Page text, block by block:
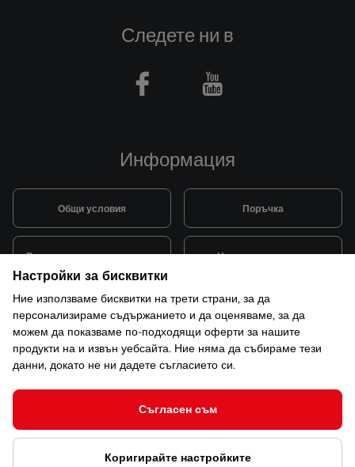
Информация
Общи условия Поръчка
Видове и цена за транспорт Начини на плащане
Система за лоялни клиенти Монтаж и поддръжка
Рекламации и гаранция
Следете ни в
Facebook Youtube
Защита на лични данни Открийте ни в ShopMania
Настройки за бисквитки
Ние използваме бисквитки на трети страни, за да
персонализираме съдържанието и да оценяваме, за да
можем да показваме по-подходящи оферти за нашите
продукти на и извън уебсайта. Ние няма да събираме тези
данни, докато не ни дадете съгласието си.
Съгласен съм
Коригирайте настройките